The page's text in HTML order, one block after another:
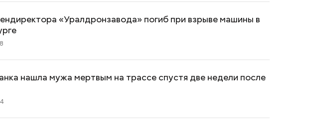
«Уралдронзавода» погиб при взрыве машины в
нашла мужа мертвым на трассе спустя две недели после